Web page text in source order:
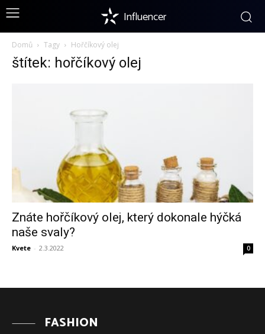
Influencer
Domů Tagy Hořčíkový olej
štítek: hořčíkový olej
Znáte hořčíkový olej, který dokonale hýčká
naše svaly?
Kvete - 2.3.2022 0
FASHION